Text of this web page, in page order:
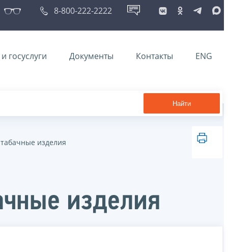
8-800-222-2222
госуслуги Документы Контакты ENG
Найти
изделия
изделия